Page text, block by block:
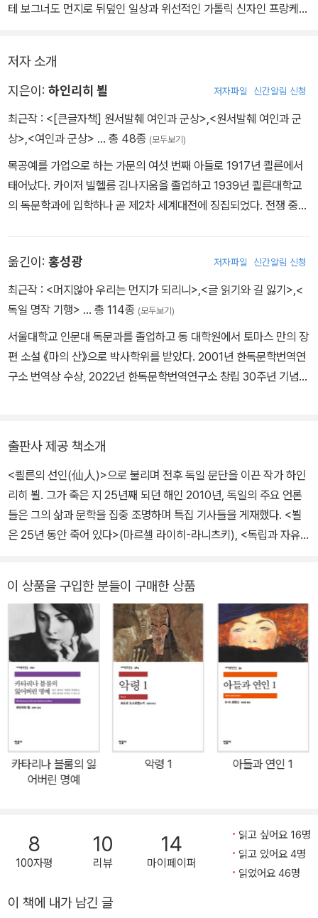
테 보그너도 먼지로 뒤덮인 일상과 위선적인 가톨릭 신자인 프랑케
호텔을 잡아 아내 캐테와 시간을 보낸다. 전쟁 중에 먼저 낳은 쌍둥이
를 잃은 캐테는 또다시 아이를 임신하게 되고, 다시 호텔에서 남편 프
다.
저자 소개
지은이: 하인리히 뵐 저자파일 신간알림 신청
최근작 : <[큰글자책] 원서발췌 여인과 군상> <원서발췌 여인과 군
상> <여인과 군상> … 총 48종 (모두보기)
목공예를 가업으로 하는 가문의 여섯 번째 아들로 1917년 쾰른에서
태어났다. 카이저 빌헬름 김나지움을 졸업하고 1939년 쾰른대학교
의 독문학과에 입학하나 곧 제2차 세계대전에 징집되었다. 전쟁 중에
기” 때문이다.전후, 귀향해서 ‘전쟁에서 본 것’과 전후의 ‘폐허’에 대
해서 쓰기 시작했다. 1949년 첫 소설 ≪열차는 정확했다≫를 출간하
고 1953년 ≪그리고 아무 말도 하지 않았다≫를 발표하면서 작가로
팽배해진 물질주의로 인한 도덕성의 결여에 대해 지적하고, 가톨릭교
회의 부패에 대해 정면으로 공격을 가하기 시작했다. 뵐이 보기에 독
일 가톨릭교회는 정부의 자본주의 경제 정책에 순응하고 동조함으로
을 논하며 오로지 이윤 추구와 소비 조장만으로 치닫는 독일 사회에
담은 ≪여인과 군상≫을 발표하고 이듬해 노벨 문학상을 수상했다. 1
974년에는 한 무고한 여성이 언론의 횡포에 의해 사회로부터 매장되
어 가는 과정을 담은 ≪카타리나 블룸의 잃어버린 명예≫를 발표하고,
1979년에는 환경 문제를 다룬 소설 ≪신변 보호≫를 발표했다.보다
뵐은 1985년 동맥경화로 세상을 떠났다. 사망 이후 ‘쾰른 문학상’은
‘하인리히 뵐 문학상’으로 개칭되었고, 쾰른 루트비히 박물관의 광장
도 그의 이름을 땄으며, 독일의 열세 개 학교에는 하인리히 뵐의 이름
이 붙었다.1967년 독일 최고 권위의 문학상인 ‘게오르크 뷔히너
상’을 수상한 그는, 1971년 독일인으로는 최초로 국제펜클럽 회장으
로 선출된다. 이미 독일 국내에서 정치적, 사회적 현안에 대해 의견을
표명하는 데 거침이 없었던 그는 국제펜클럽 회장이 된 후 박해받고
뿐 아니라 문학적으로도 항상 사회에서 소외받고 억압당하는 약자의
편에 서고자 했던 그의 작품 세계는 1972년 노벨 문학상 수상으로 더
더욱 많은 주목을 받았다. 현재 그는 전 세계적으로 가장 사랑받는 독
옮긴이: 홍성광 저자파일 신간알림 신청
최근작 : <머지않아 우리는 먼지가 되리니> <글 읽기와 길 잃기> <
독일 명작 기행> … 총 114종 (모두보기)
서울대학교 인문대 독문과를 졸업하고 동 대학원에서 토마스 만의 장
편 소설 《마의 산》으로 박사학위를 받았다. 2001년 한독문학번역연
구소 번역상 수상, 2022년 한독문학번역연구소 창립 30주년 기념
와 글쓰기》, 니체의 《비극의 탄생》 《차라투스트라는 이렇게 말했다》
《도덕의 계보학》, 괴테의 《이탈리아 기행》 《젊은 베르터의 고뇌·노벨
레》, 루카치의 《영혼과 형식》, 헤세의 《헤세의 문장들》 《청춘은 아름
다워》 《헤세의 여행》 《헤세의 책 읽기와 글쓰기》 《데미안》 《수레바
퀴 밑에》 《싯다르타》 《환상동화집》, 뷔히너의 《보이체크, 당통의 죽
중단편 소설집 《변신》, 실러의 《빌헬름 텔, 간계와 사랑》, 페터 한트
케의 《어느 작가의 오후》 등이 있다.
출판사 제공 책소개
<쾰른의 선인(仙人)>으로 불리며 전후 독일 문단을 이끈 작가 하인
리히 뵐. 그가 죽은 지 25년째 되던 해인 2010년, 독일의 주요 언론
들은 그의 삶과 문학을 집중 조명하며 특집 기사들을 게재했다. <뵐
은 25년 동안 죽어 있다>(마르셀 라이히-라니츠키), <독립과 자유를
다. 국내에서도 2000년대 후반에 뵐의 중, 후기 대표작이라 할 수 있
는 『어느 어릿광대의 견해』와 『카타리나 블룸의 잃어버린 명예』가 출
간된 바 있다. 열린책들 세계문학에서는 <하인리히 뵐>이라는 이름
을 모두에게 각인시킨 뵐의 초기 대표작 『그리고 아무 말도 하지 않았
다』를 정식 계약을 통해 국내 독자들에게 소개한다. 『그리고 아무 말
도 하지 않았다』(1953)는 1952년의 어느 주말, 한 부부를 둘러싸고
48시간 동안 벌어지는 이야기를 다루고 있다. 성당 전화 교환수로 한
보그너를 주인공으로, 먼지와 얼룩, 담배 연기로 가득한 전후의 풍경
을 배경으로 삼아, 쓰라린 사색과 따뜻한 대화가 조화를 이루는 뵐 특
다), 가톨릭교회에 대한 절망감을 전면으로 드러내 논란이 되기도 했
은 이 작품에서 가난한 부부의 시점을 교차시키는 형식을 통해 전후
이와 함께 좁은 단칸방에서 사는 생활을 견디지 못하고 집을 나왔다.
이 상품을 구입한 분들이 구매한 상품
카타리나 블룸의 잃
어버린 명예
악령 1 아들과 연인 1
8
100자평
10
리뷰
14
마이페이퍼
읽고 싶어요 16명
읽고 있어요 4명
읽었어요 46명
이 책에 내가 남긴 글